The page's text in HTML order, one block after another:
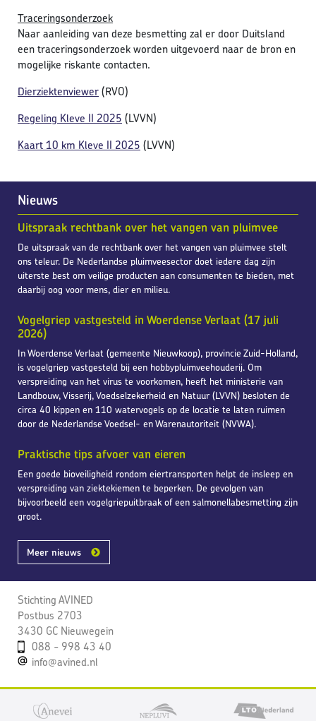
Nieuws
Uitspraak rechtbank over het vangen van pluimvee
De uitspraak van de rechtbank over het vangen van pluimvee stelt
ons teleur. De Nederlandse pluimveesector doet iedere dag zijn
uiterste best om veilige producten aan consumenten te bieden, met
daarbij oog voor mens, dier en milieu.
Vogelgriep vastgesteld in Woerdense Verlaat (17 juli
2026)
In Woerdense Verlaat (gemeente Nieuwkoop), provincie Zuid-Holland,
is vogelgriep vastgesteld bij een hobbypluimveehouderij. Om
verspreiding van het virus te voorkomen, heeft het ministerie van
Landbouw, Visserij, Voedselzekerheid en Natuur (LVVN) besloten de
circa 40 kippen en 110 watervogels op de locatie te laten ruimen
door de Nederlandse Voedsel- en Warenautoriteit (NVWA).
Praktische tips afvoer van eieren
Een goede bioveiligheid rondom eiertransporten helpt de insleep en
verspreiding van ziektekiemen te beperken. De gevolgen van
bijvoorbeeld een vogelgriepuitbraak of een salmonellabesmetting zijn
groot.
Meer nieuws
Stichting AVINED
Postbus 2703
3430 GC Nieuwegein
088 - 998 43 40
info@avined.nl
Traceringsonderzoek
Naar aanleiding van deze besmetting zal er door Duitsland
een traceringsonderzoek worden uitgevoerd naar de bron en
mogelijke riskante contacten.
Dierziektenviewer(RVO)
Regeling Kleve II 2025 (LVVN)
Kaart 10 km Kleve II 2025 (LVVN)